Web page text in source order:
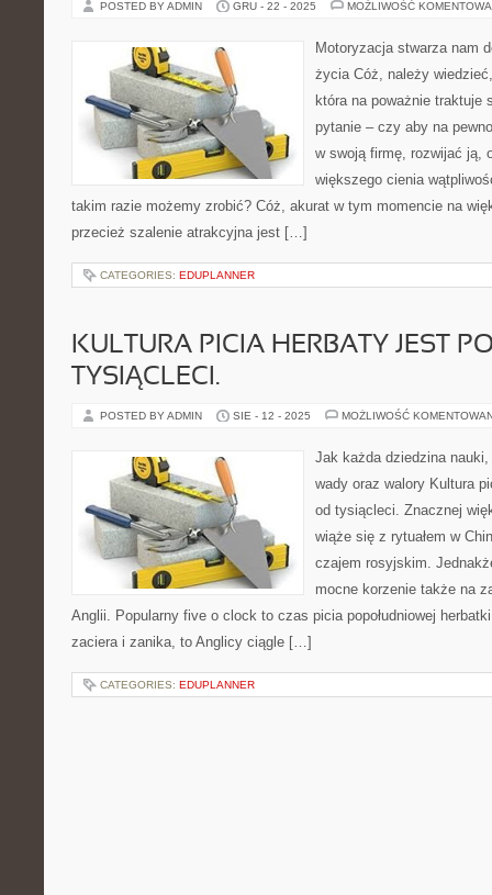
POSTED BY ADMIN GRU - 22 - 2025 MOŻLIWOŚĆ
Motoryzacja stwarza nam
życia Cóż, należy
która na poważnie traktuje
pytanie – czy aby na
w swoją firmę, rozwijać ją,
większego cienia
takim razie możemy zrobić? Cóż, akurat w tym momencie na
przecież szalenie atrakcyjna jest […]
CATEGORIES: EDUPLANNER
KULTURA PICIA HERBATY JEST
TYSIĄCLECI.
POSTED BY ADMIN SIE - 12 - 2025 MOŻLIWOŚĆ
Jak każda dziedzina
wady oraz walory Kultura
od tysiącleci. Znacznej
wiąże się z rytuałem w
czajem rosyjskim.
mocne korzenie także na
Anglii. Popularny five o clock to czas picia popołudniowej
zaciera i zanika, to Anglicy ciągle […]
CATEGORIES: EDUPLANNER